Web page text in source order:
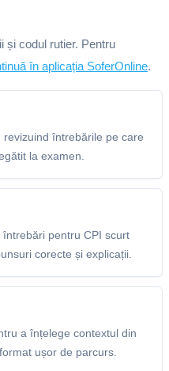
și codul rutier. Pentru
în aplicația SoferOnline.
întrebările pe care
la examen.
pentru CPI scurt
corecte și explicații.
a înțelege contextul din
ușor de parcurs.